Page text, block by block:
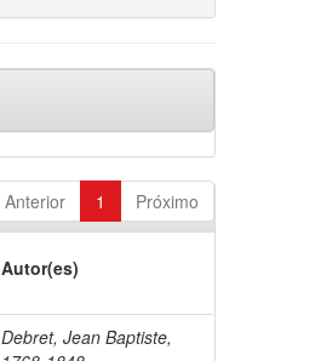
Anterior 1 Próximo
Autor(es)
Debret, Jean Baptiste,